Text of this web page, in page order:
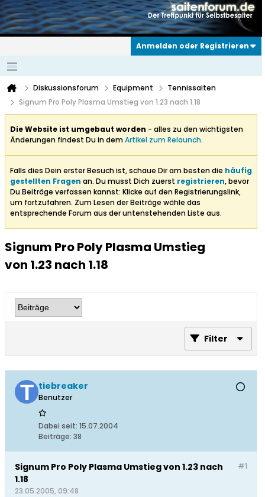
Anmelden oder Registrieren
Diskussionsforum Equipment
Tennissaiten
Signum Pro Poly Plasma Umstieg von 1.23 nach 1.18
Die Website ist umgebaut worden - alles zu den wichtigsten
Änderungen findest Du in demArtikel zum Relaunch.
Falls dies Dein erster Besuch ist, schaue Dir am besten die häufig
gestellten Fragen an. Du musst Dich zuerst registrieren, bevor
Du Beiträge verfassen kannst: Klicke auf den Registrierungslink,
um fortzufahren. Zum Lesen der Beiträge wähle das
entsprechende Forum aus der untenstehenden Liste aus.
Signum Pro Poly Plasma Umstieg
von 1.23 nach 1.18
Filter
tiebreaker
Benutzer
Dabei seit: 15.07.2004
Beiträge: 38
#1
Signum Pro Poly Plasma Umstieg von 1.23 nach
1.18
23.05.2005, 09:48